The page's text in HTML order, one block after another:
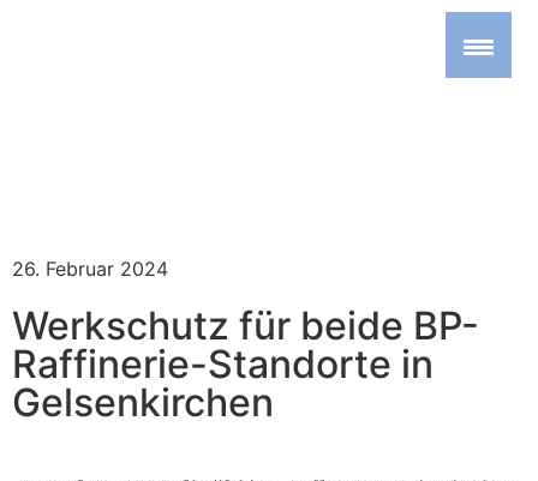
26. Februar 2024
Werkschutz für beide BP-
Raffinerie-Standorte in
Gelsenkirchen